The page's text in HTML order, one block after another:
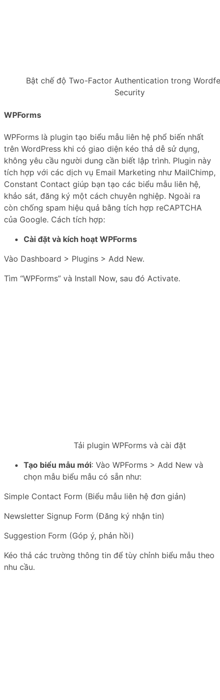
Bật chế độ Two-Factor Authentication trong
Security
WPForms
WPForms là plugin tạo biểu mẫu liên hệ phổ biến nhất
trên WordPress khi có giao diện kéo thả dễ sử dụng,
không yêu cầu người dung cần biết lập trình. Plugin này
tích hợp với các dịch vụ Email Marketing như MailChimp,
Constant Contact giúp bạn tạo các biểu mẫu liên hệ,
khảo sát, đăng ký một cách chuyên nghiệp. Ngoài ra
còn chống spam hiệu quả bằng tích hợp reCAPTCHA
của Google. Cách tích hợp:
Cài đặt và kích hoạt WPForms
Vào Dashboard > Plugins > Add New.
Tìm “WPForms” và Install Now, sau đó Activate.
Tải plugin WPForms và cài đặt
Tạo biểu mẫu mới: Vào WPForms > Add New và
chọn mẫu biểu mẫu có sẵn như:
Simple Contact Form (Biểu mẫu liên hệ đơn giản)
Newsletter Signup Form (Đăng ký nhận tin)
Suggestion Form (Góp ý, phản hồi)
Kéo thả các trường thông tin để tùy chỉnh biểu mẫu theo
nhu cầu.